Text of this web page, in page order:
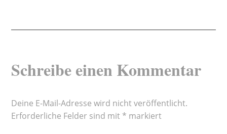
Schreibe einen Kommentar
Deine E-Mail-Adresse wird nicht veröffentlicht.
Erforderliche Felder sind mit * markiert